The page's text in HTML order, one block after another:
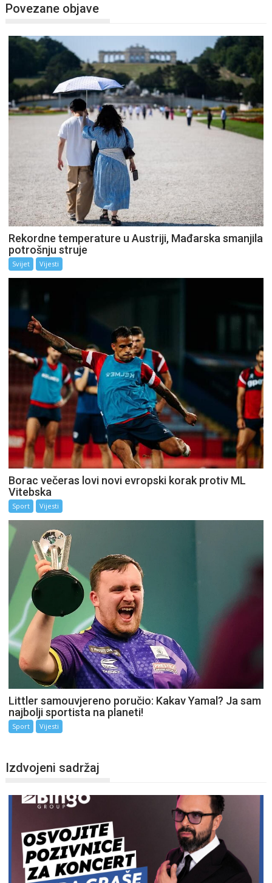
Povezane objave
Rekordne temperature u Austriji, Mađarska smanjila
potrošnju struje
Svijet Vijesti
Borac večeras lovi novi evropski korak protiv ML
Vitebska
Sport Vijesti
Littler samouvjereno poručio: Kakav Yamal? Ja sam
najbolji sportista na planeti!
Sport Vijesti
Izdvojeni sadržaj